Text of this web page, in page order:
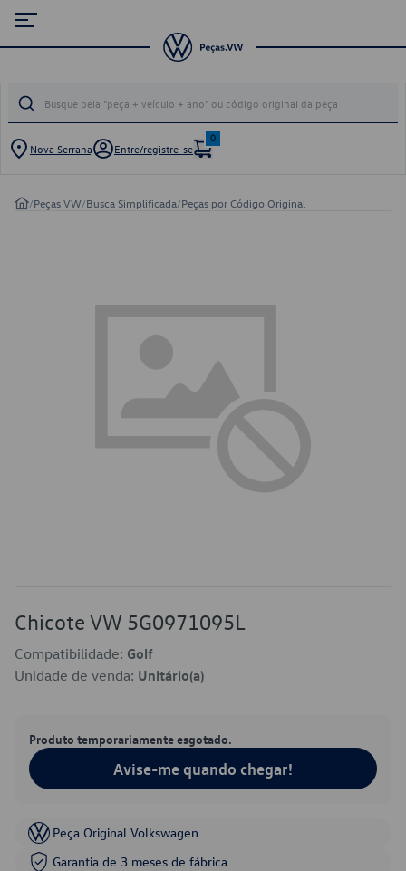
Nova Serrana Entre/registre-se
0
/Peças VW/Busca Simplificada/Peças por Código Original
Chicote VW 5G0971095L
Compatibilidade: Golf
Unidade de venda: Unitário(a)
Produto temporariamente esgotado.
Avise-me quando chegar!
Peça Original Volkswagen
Garantia de 3 meses de fábrica